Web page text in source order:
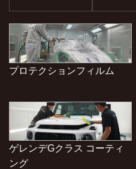
プロテクションフィルム
ゲレンデGクラス コーティ
ング